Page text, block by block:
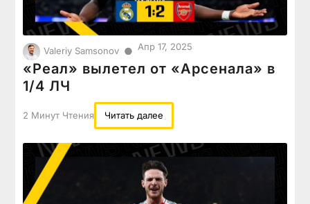
Valeriy Samsonov ● Апр 17, 2025
«Реал» вылетел от «Арсенала» в
1/4 ЛЧ
2 Минут Чтения Читать далее